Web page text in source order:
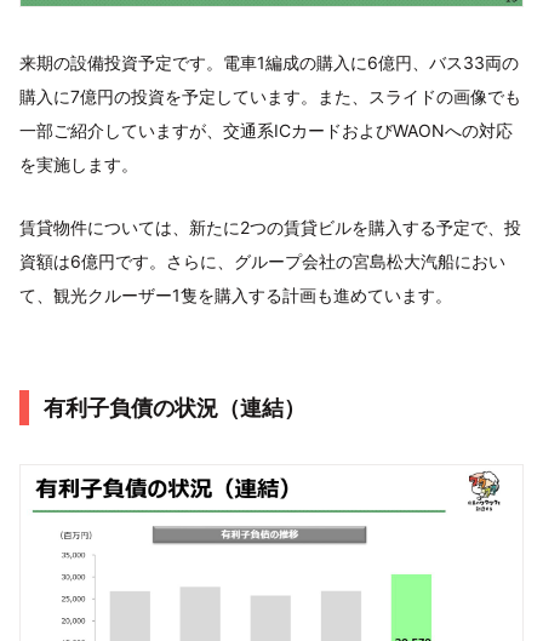
来期の設備投資予定です。電車1編成の購入に6億円、バス33両の
購入に7億円の投資を予定しています。また、スライドの画像でも
一部ご紹介していますが、交通系ICカードおよびWAONへの対応
を実施します。
賃貸物件については、新たに2つの賃貸ビルを購入する予定で、投
資額は6億円です。さらに、グループ会社の宮島松大汽船におい
て、観光クルーザー1隻を購入する計画も進めています。
有利子負債の状況（連結）